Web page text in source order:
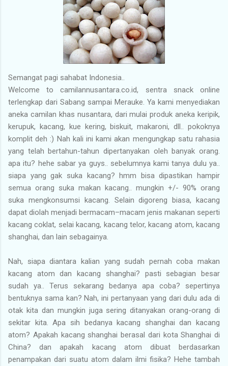
Semangat pagi sahabat Indonesia..
Welcome to camilannusantara.co.id, sentra snack online
terlengkap dari Sabang sampai Merauke. Ya kami menyediakan
aneka camilan khas nusantara, dari mulai produk aneka keripik,
kerupuk, kacang, kue kering, biskuit, makaroni, dll.. pokoknya
komplit deh :) Nah kali ini kami akan mengungkap satu rahasia
yang telah bertahun-tahun dipertanyakan oleh banyak orang.
apa itu? hehe sabar ya guys.. sebelumnya kami tanya dulu ya..
siapa yang gak suka kacang? hmm bisa dipastikan hampir
semua orang suka makan kacang.. mungkin +/- 90% orang
suka mengkonsumsi kacang. Selain digoreng biasa, kacang
dapat diolah menjadi bermacam–macam jenis makanan seperti
kacang coklat, selai kacang, kacang telor, kacang atom, kacang
shanghai, dan lain sebagainya.
Nah, siapa diantara kalian yang sudah pernah coba makan
kacang atom dan kacang shanghai? pasti sebagian besar
sudah ya.. Terus sekarang bedanya apa coba? sepertinya
bentuknya sama kan? Nah, ini pertanyaan yang dari dulu ada di
otak kita dan mungkin juga sering ditanyakan orang-orang di
sekitar kita. Apa sih bedanya kacang shanghai dan kacang
atom? Apakah kacang shanghai berasal dari kota Shanghai di
China? dan apakah kacang atom dibuat berdasarkan
penampakan dari suatu atom dalam ilmi fisika? Hehe tambah